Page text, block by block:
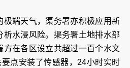
极端天气，渠务署亦积极应用新
水浸风险。渠务署土地排水部
方在各区设立共超过一百个水文
点安装了传感器，24小时实时